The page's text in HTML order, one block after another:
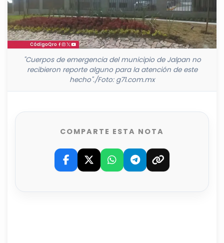
"Cuerpos de emergencia del municipio de Jalpan no
recibieron reporte alguno para la atención de este
hecho"./Foto: g71.com.mx
COMPARTE ESTA NOTA